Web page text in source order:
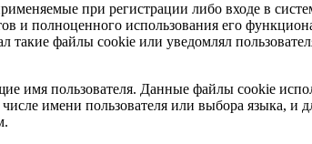
при регистрации либо входе в
и полноценного использования его
такие файлы сookie или уведомлял
имя пользователя. Данные файлы cookie
имени пользователя или выбора языка,